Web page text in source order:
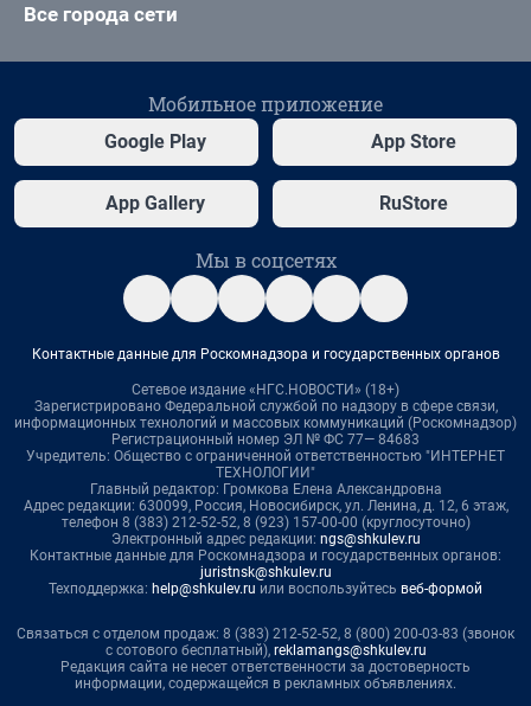
Все города сети
Мобильное приложение
Google Play App Store
App Gallery RuStore
Мы в соцсетях
Контактные данные для Роскомнадзора и государственных органов
Сетевое издание «НГС.НОВОСТИ» (18+)
Зарегистрировано Федеральной службой по надзору в сфере связи,
информационных технологий и массовых коммуникаций (Роскомнадзор)
Регистрационный номер ЭЛ № ФС 77— 84683
Учредитель: Общество с ограниченной ответственностью "ИНТЕРНЕТ
ТЕХНОЛОГИИ"
Главный редактор: Громкова Елена Александровна
Адрес редакции: 630099, Россия, Новосибирск, ул. Ленина, д. 12, 6 этаж,
телефон 8 (383) 212-52-52, 8 (923) 157-00-00 (круглосуточно)
Электронный адрес редакции: ngs@shkulev.ru
Контактные данные для Роскомнадзора и государственных органов:
juristnsk@shkulev.ru
Техподдержка: help@shkulev.ru или воспользуйтесь веб-формой
Связаться с отделом продаж: 8 (383) 212-52-52, 8 (800) 200-03-83 (звонок
с сотового бесплатный), reklamangs@shkulev.ru
Редакция сайта не несет ответственности за достоверность
информации, содержащейся в рекламных объявлениях.